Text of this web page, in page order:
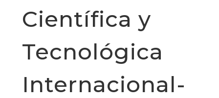
Científica y
Tecnológica
Internacional-